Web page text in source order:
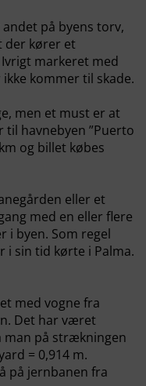
på byens torv,
der kører et
markeret med
kommer til skade.
men et must er at
til havnebyen ”Puerto
og billet købes
eller et
med en eller flere
i byen. Som regel
i sin tid kørte i Palma.
med vogne fra
Det har været
man på strækningen
= 0,914 m.
på jernbanen fra